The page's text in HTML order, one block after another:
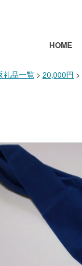
HOME
礼品一覧 20,000円